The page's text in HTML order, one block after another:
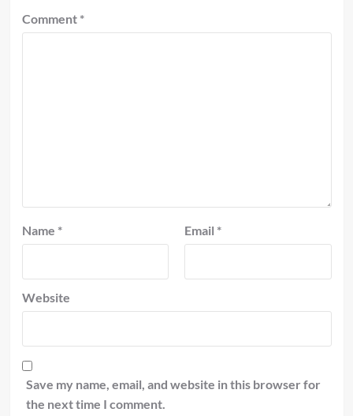
Comment *
Name * Email *
Website
Save my name, email, and website in this browser for
the next time I comment.